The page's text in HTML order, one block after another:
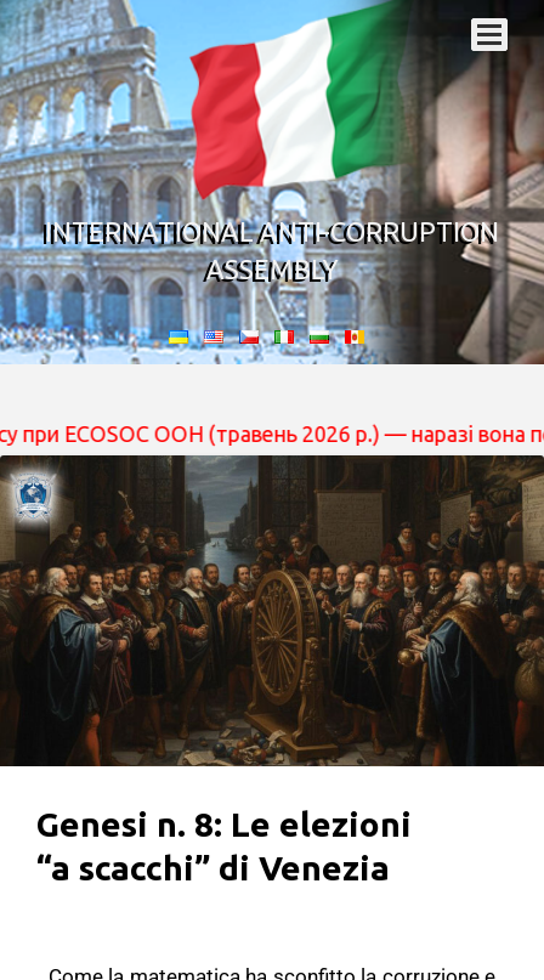
INTERNATIONAL ANTI-CORRUPTION
ASSEMBLY
ООН (травень 2026 р.) — наразі вона
Genesi n. 8: Le elezioni
“a scacchi” di Venezia